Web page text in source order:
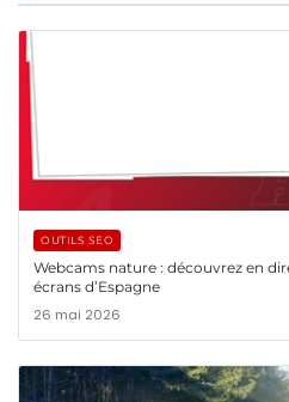
OUTILS SEO
Webcams nature : découvrez en
écrans d’Espagne
26 mai 2026